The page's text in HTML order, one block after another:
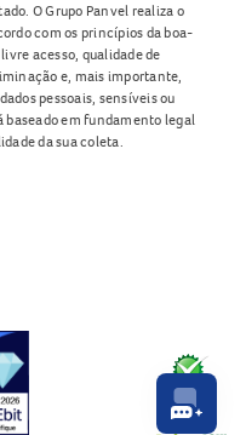
O Grupo Panvel realiza o
com os princípios da boa-
acesso, qualidade de
e, mais importante,
pessoais, sensíveis ou
baseado em fundamento legal
da sua coleta.
RA1000